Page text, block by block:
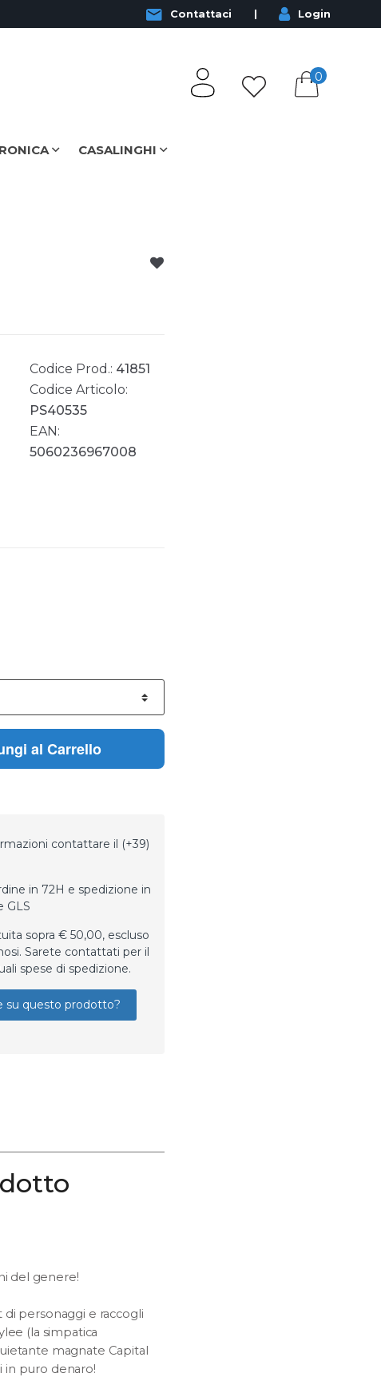
Contattaci Login
0
CASALINGHI
Codice Prod.: 41851
Codice Articolo:
PS40535
EAN:
5060236967008
al Carrello
contattare il (+39)
in 72H e spedizione in
GLS
sopra € 50,00, escluso
Sarete contattati per il
spese di spedizione.
su questo prodotto?
del genere!
personaggi e raccogli
(la simpatica
magnate Capital
in puro denaro!